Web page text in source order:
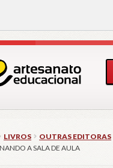
LIVROS
OUTRAS EDITORAS
A SALA DE AULA